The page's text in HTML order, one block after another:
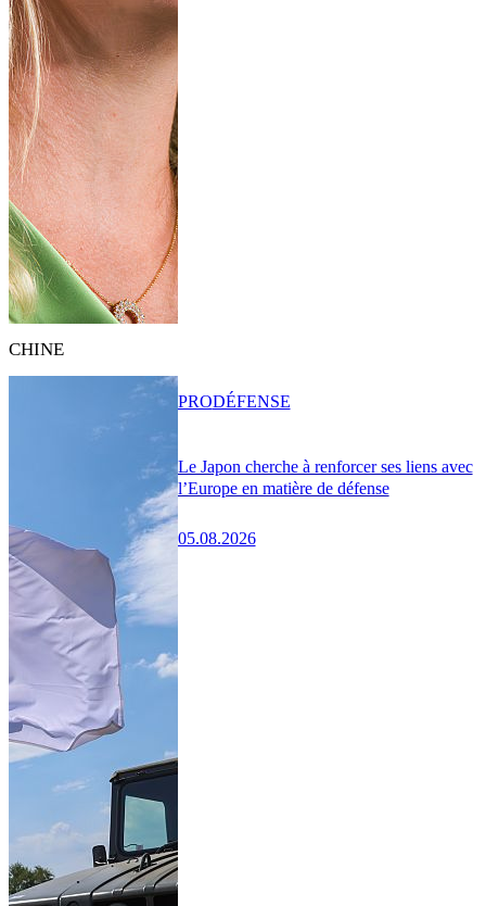
CHINE
Le Japon cherche à renforcer ses liens avec
l’Europe en matière de défense
05.08.2026
PRODÉFENSE